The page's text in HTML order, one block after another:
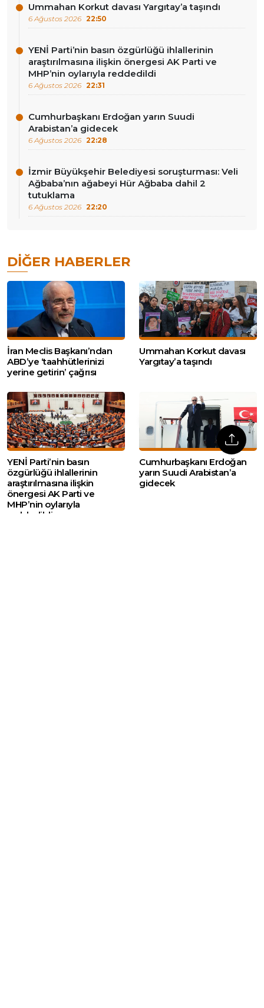
Ummahan Korkut davası Yargıtay’a taşındı
6 Ağustos 2026 22:50
YENİ Parti’nin basın özgürlüğü ihlallerinin
araştırılmasına ilişkin önergesi AK Parti ve
MHP’nin oylarıyla reddedildi
6 Ağustos 2026 22:31
Cumhurbaşkanı Erdoğan yarın Suudi
Arabistan’a gidecek
6 Ağustos 2026 22:28
İzmir Büyükşehir Belediyesi soruşturması: Veli
Ağbaba’nın ağabeyi Hür Ağbaba dahil 2
tutuklama
6 Ağustos 2026 22:20
DIĞER HABERLER
İran Meclis Başkanı’ndan
ABD’ye ‘taahhütlerinizi
yerine getirin’ çağrısı
Ummahan Korkut davası
Yargıtay’a taşındı
YENİ Parti’nin basın
özgürlüğü ihlallerinin
araştırılmasına ilişkin
önergesi AK Parti ve
MHP’nin oylarıyla
reddedildi
Cumhurbaşkanı Erdoğan
yarın Suudi Arabistan’a
gidecek